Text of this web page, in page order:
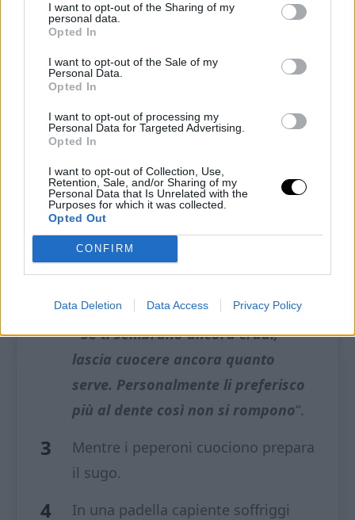
I want to opt-out of the Sharing of my
personal data.
Opted In
I want to opt-out of the Sale of my
Personal Data.
Opted In
I want to opt-out of processing my
Personal Data for Targeted Advertising.
Opted In
I want to opt-out of Collection, Use,
Retention, Sale, and/or Sharing of my
Personal Data that Is Unrelated with the
Purposes for which it was collected.
Opted Out
CONFIRM
Data Deletion Data Access Privacy Policy
Derscizione
Lava e svuota i peperoni
eliminando tutti i semi.
Livella l’altezza e posizionali
all’interno della friggitrice ad aria,
cuoci a 200° per 20 minuti.
Controlla a metà cottura e quando
”Se ti sembrano ancora crudi,
lascia cuocere ancora quanto
serve. Personalmente li preferisco
più al dente così non si rompono“.
Mentre i peperoni cuociono prepara
il sugo.
In una padella capiente soffriggi